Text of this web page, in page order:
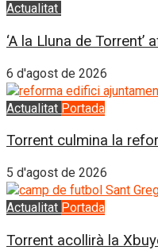
Actualitat
‘A la Lluna de Torrent’
6 d'agost de 2026
Actualitat Portada
Torrent culmina la
5 d'agost de 2026
Actualitat Portada
Torrent acollirà la